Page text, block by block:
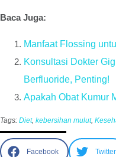
Baca Juga:
Manfaat Flossing
Konsultasi Dokter
Berfluoride, Penting!
Apakah Obat Kumur
Tags: Diet, kebersihan mulut,
Facebook Twitter